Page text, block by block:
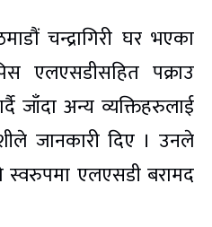
चन्द्रागिरी घर भएका
एलएसडीसहित पक्राउ
जाँदा अन्य व्यक्तिहरुलाई
जानकारी दिए । उनले
स्वरुपमा एलएसडी बरामद